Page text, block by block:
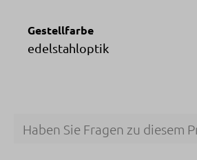
Gestellfarbe
edelstahloptik
Haben Sie Fragen zu diesem